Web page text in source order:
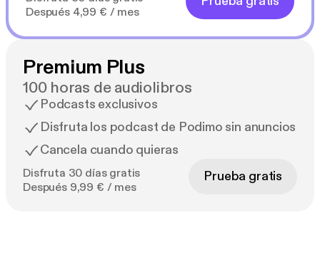
Después 4,99 € / mes
Premium Plus
100 horas de audiolibros
Podcasts exclusivos
Disfruta los podcast de Podimo sin anuncios
Cancela cuando quieras
Disfruta 30 días gratis
Después 9,99 € / mes
Prueba gratis